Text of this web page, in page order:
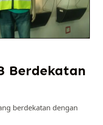
Berdekatan
berdekatan dengan